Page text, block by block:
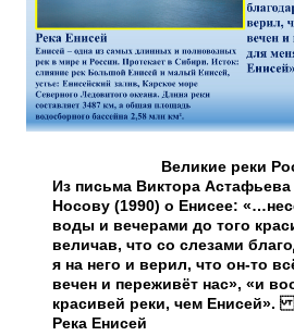
Великие реки
Из письма Виктора
Носову (1990) о Енисее:
воды и вечерами до того
величав, что со слезами
я на него и верил, что он-то
вечен и переживёт нас», «и
красивей реки, чем Енисей».
Река Енисей